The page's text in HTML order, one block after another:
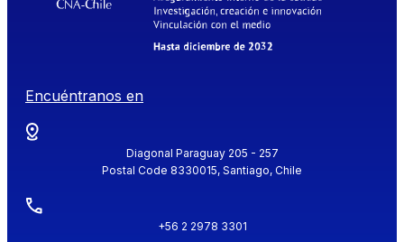
Encuéntranos en
Diagonal Paraguay 205 - 257
Postal Code 8330015, Santiago, Chile
+56 2 2978 3301